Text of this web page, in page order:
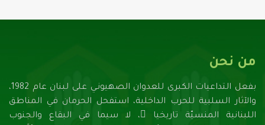
من نحن
بفعل التداعيات الكبرى للعدوان الصهيونـي على لبنان عام 1982،
والآثار السلبية للحرب الداخلية، استفحل الحرمان في المناطق
اللبنانية المنسيّة تاريخيا ً، لا سيما في البقاع والجنوب